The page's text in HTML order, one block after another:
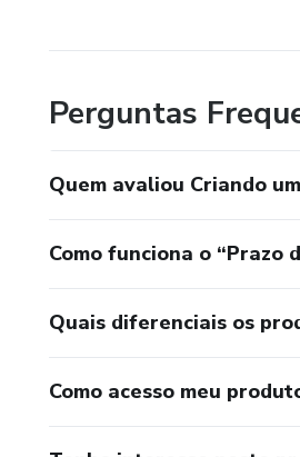
Perguntas
Quem avaliou Criando
Como funciona o “Prazo
Quais diferenciais os
Como acesso meu